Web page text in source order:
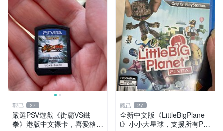
觀己 27
嚴選PSV遊戲《街霸VS鐵
拳》港版中文裸卡，喜愛格鬥
觀己 27
全新中文版《LittleBigPlane
t》小小大星球，支援所有PS